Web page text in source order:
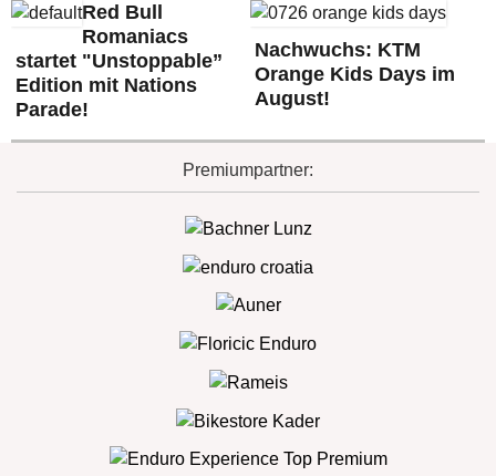
Red Bull
Romaniacs
startet "Unstoppable”
Edition mit Nations
Parade!
Nachwuchs: KTM
Orange Kids Days im
August!
Premiumpartner: